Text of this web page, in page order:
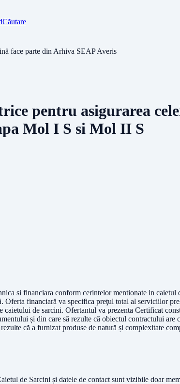
Căutare
face parte din Arhiva SEAP Averis
pentru asigurarea
Mol I S si Mol II S
si financiara conform cerintelor mentionate in
Oferta financiară va specifica preţul total al serviciilor
caietului de sarcini. Ofertantul va prezenta Certificat
și din care să rezulte că obiectul contractului
că a furnizat produse de natură și complexitate
de Sarcini și datele de contact sunt vizibile doar